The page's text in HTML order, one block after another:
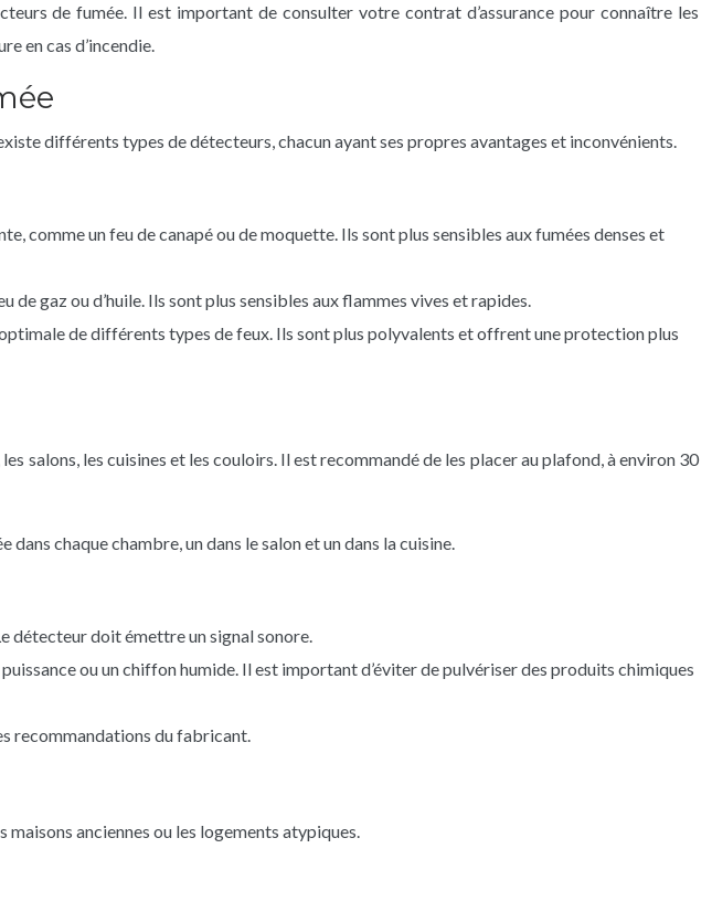
de fumée. Il est important de consulter votre contrat d’assurance pour connaître les
en cas d’incendie.
différents types de détecteurs, chacun ayant ses propres avantages et inconvénients.
comme un feu de canapé ou de moquette. Ils sont plus sensibles aux fumées denses et
gaz ou d’huile. Ils sont plus sensibles aux flammes vives et rapides.
de différents types de feux. Ils sont plus polyvalents et offrent une protection plus
salons, les cuisines et les couloirs. Il est recommandé de les placer au plafond, à environ 30
chaque chambre, un dans le salon et un dans la cuisine.
détecteur doit émettre un signal sonore.
ou un chiffon humide. Il est important d’éviter de pulvériser des produits chimiques
recommandations du fabricant.
anciennes ou les logements atypiques.